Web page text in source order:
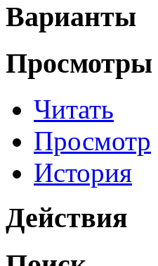
Варианты
Просмотры
Читать
Просмотр
История
Действия